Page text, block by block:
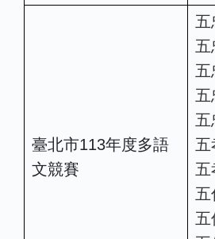
臺北市113年度多語
文競賽
五
五
五
五
五
五
五
五
五